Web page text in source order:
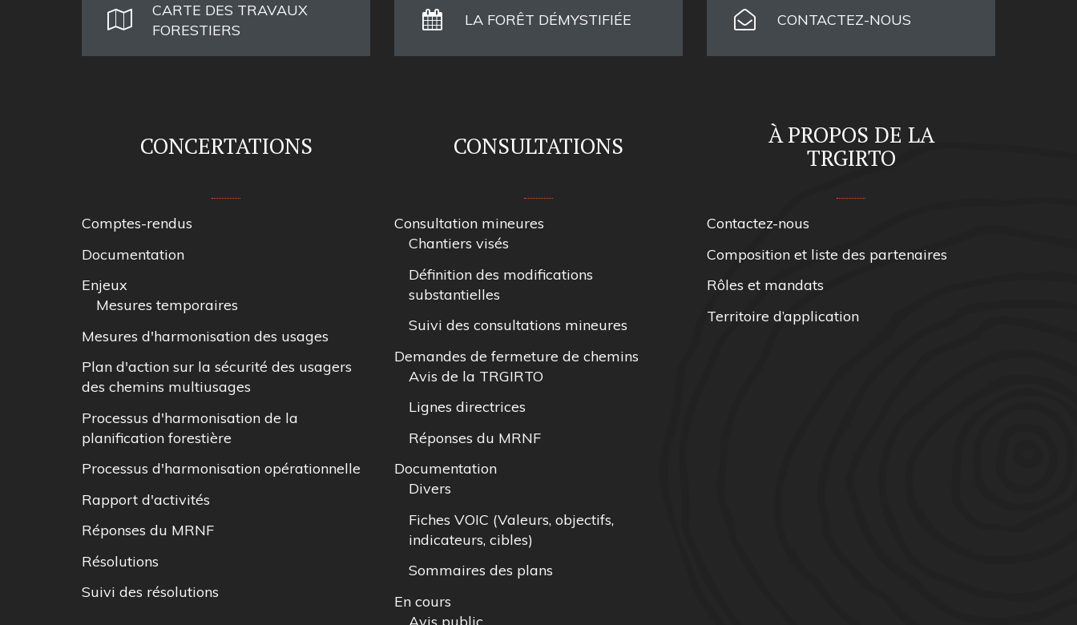
CARTE DES TRAVAUX
FORESTIERS
LA FORÊT DÉMYSTIFIÉE CONTACTEZ-NOUS
CONCERTATIONS
Comptes-rendus
Documentation
Enjeux
Mesures temporaires
Mesures d'harmonisation des usages
Plan d'action sur la sécurité des usagers
des chemins multiusages
Processus d'harmonisation de la
planification forestière
Processus d'harmonisation opérationnelle
Rapport d'activités
Réponses du MRNF
Résolutions
Suivi des résolutions
CONSULTATIONS
Consultation mineures
Chantiers visés
Définition des modifications
substantielles
Suivi des consultations mineures
Demandes de fermeture de chemins
Avis de la TRGIRTO
Lignes directrices
Réponses du MRNF
Documentation
Divers
Fiches VOIC (Valeurs, objectifs,
indicateurs, cibles)
Sommaires des plans
En cours
Avis public
À PROPOS DE LA
TRGIRTO
Contactez-nous
Composition et liste des partenaires
Rôles et mandats
Territoire d’application